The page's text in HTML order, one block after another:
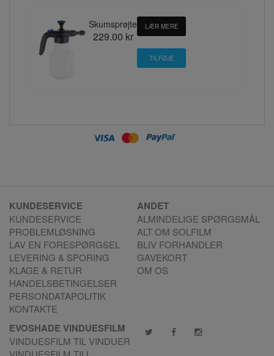
Skumsprøjte
229.00 kr
LÆR MERE
KUNDESERVICE
KUNDESERVICE
PROBLEMLØSNING
LAV EN FORESPØRGSEL
LEVERING & SPORING
KLAGE & RETUR
HANDELSBETINGELSER
PERSONDATAPOLITIK
KONTAKTE
ANDET
ALMINDELIGE SPØRGSMÅL
ALT OM SOLFILM
BLIV FORHANDLER
GAVEKORT
OM OS
EVOSHADE VINDUESFILM
VINDUESFILM TIL VINDUER